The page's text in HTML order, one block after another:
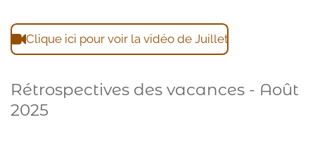
Clique ici pour voir la vidéo de Juillet
Rétrospectives des vacances - Août
2025